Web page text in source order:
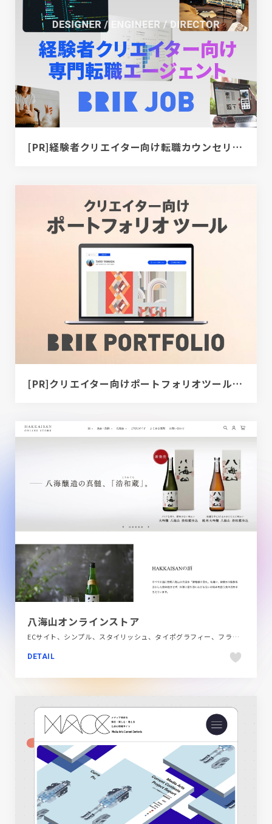
[PR]経験者クリエイター向け転職カウンセリング｜デザイナー / ディレクター / エンジニア
[PR]クリエイター向けポートフォリオツール｜BRIK PORTFOLIO
八海山オンラインストア
ECサイト、シンプル、スタイリッシュ、タイポグラフィー、フラットデザイン、ホワイト系、大きめ写真、日本テイスト、飲料・食品
DETAIL